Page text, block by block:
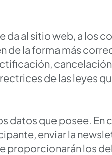
da al sitio web, a los
la forma más
de las leyes
datos que posee. En
enviar la
proporcionarán los